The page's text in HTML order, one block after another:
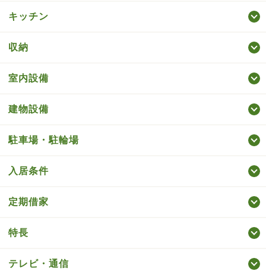
キッチン
収納
室内設備
建物設備
駐車場・駐輪場
入居条件
定期借家
特長
テレビ・通信